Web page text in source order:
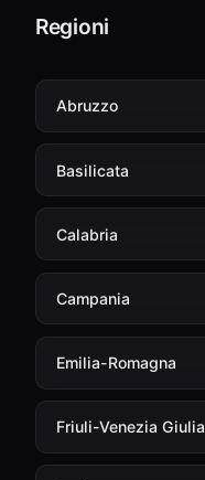
Regioni
Abruzzo
Basilicata
Calabria
Campania
Emilia-Romagna
Friuli-Venezia Giulia